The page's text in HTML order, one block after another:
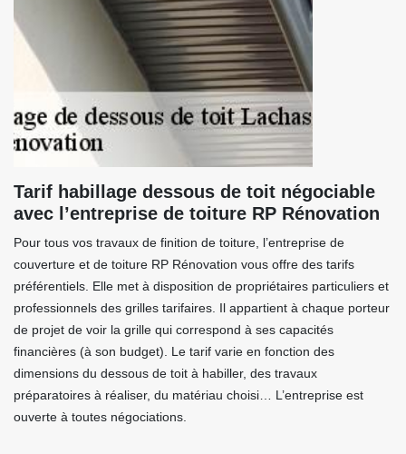
Tarif habillage dessous de toit négociable
avec l’entreprise de toiture RP Rénovation
Pour tous vos travaux de finition de toiture, l’entreprise de
couverture et de toiture RP Rénovation vous offre des tarifs
préférentiels. Elle met à disposition de propriétaires particuliers et
professionnels des grilles tarifaires. Il appartient à chaque porteur
de projet de voir la grille qui correspond à ses capacités
financières (à son budget). Le tarif varie en fonction des
dimensions du dessous de toit à habiller, des travaux
préparatoires à réaliser, du matériau choisi… L’entreprise est
ouverte à toutes négociations.